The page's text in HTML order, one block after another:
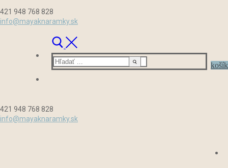
na
421 948 768 828
info@mayaknaramky.sk
Hľadať:
košík
421 948 768 828
info@mayaknaramky.sk